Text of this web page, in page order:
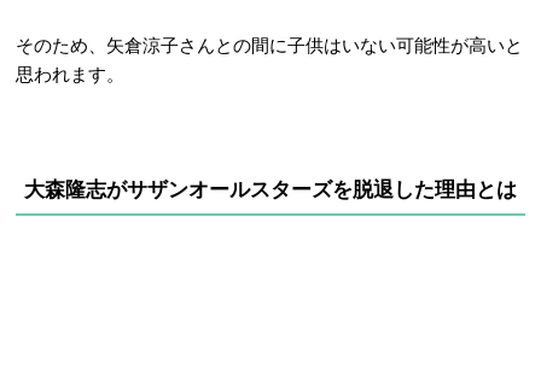
そのため、矢倉涼子さんとの間に子供はいない可能性が高いと
思われます。
大森隆志がサザンオールスターズを脱退した理由とは